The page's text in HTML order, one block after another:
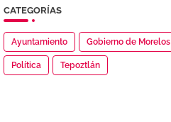
CATEGORÍAS
Ayuntamiento Gobierno de Morelos
Política Tepoztlán